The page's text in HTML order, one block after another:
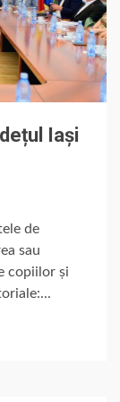
Iași
de
sau
copiilor și